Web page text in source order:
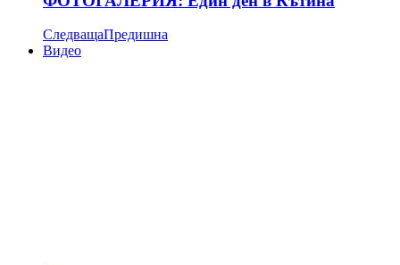
СледващаПредишна
Видео